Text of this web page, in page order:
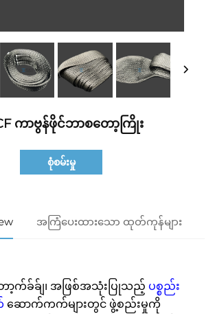
ကာဗွန်ဖိုင်ဘာစတော့ကြိုး
စုံစမ်းမှု
အကြံပေးထားသော ထုတ်ကုန်များ
ာ့က်ခ်ခ်ျ၊ အဖြစ်အသုံးပြုသည့် ပစ္စည်း
ဆောက်ကက်များတွင် ဖွဲ့စည်းမှုကို